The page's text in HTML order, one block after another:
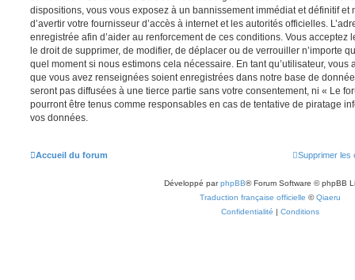
dispositions, vous vous exposez à un bannissement immédiat et définitif et
d’avertir votre fournisseur d’accès à internet et les autorités officielles.
enregistrée afin d’aider au renforcement de ces conditions. Vous acceptez
le droit de supprimer, de modifier, de déplacer ou de verrouiller n’importe
quel moment si nous estimons cela nécessaire. En tant qu’utilisateur,
que vous avez renseignées soient enregistrées dans notre base de
seront pas diffusées à une tierce partie sans votre consentement, ni « Le
pourront être tenus comme responsables en cas de tentative de piratage
vos données.
Accueil du forum Supprimer les
Développé parphpBB® Forum Software © phpBB
Traduction française officielle ©Qiaeru
Confidentialité | Conditions